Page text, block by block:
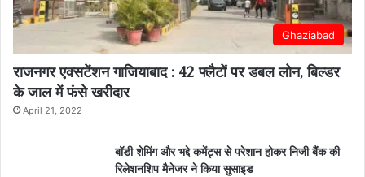
Ghaziabad
राजनगर एक्सटेंशन गाजियाबाद : 42 फ्लैटों पर डबल लोन, बिल्डर
के जाल में फंसे खरीदार
April 21, 2022
बॉडी शेमिंग और भद्दे कमेंट्स से परेशान होकर निजी बैंक की
रिलेशनशिप मैनेजर ने किया सुसाइड